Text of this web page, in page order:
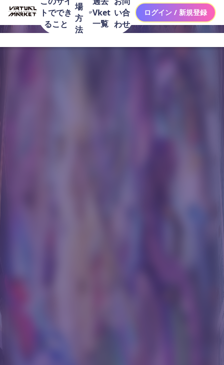
トででき
ること
場
方
法
Vket
一覧
い合
わせ
ログイン / 新規登録